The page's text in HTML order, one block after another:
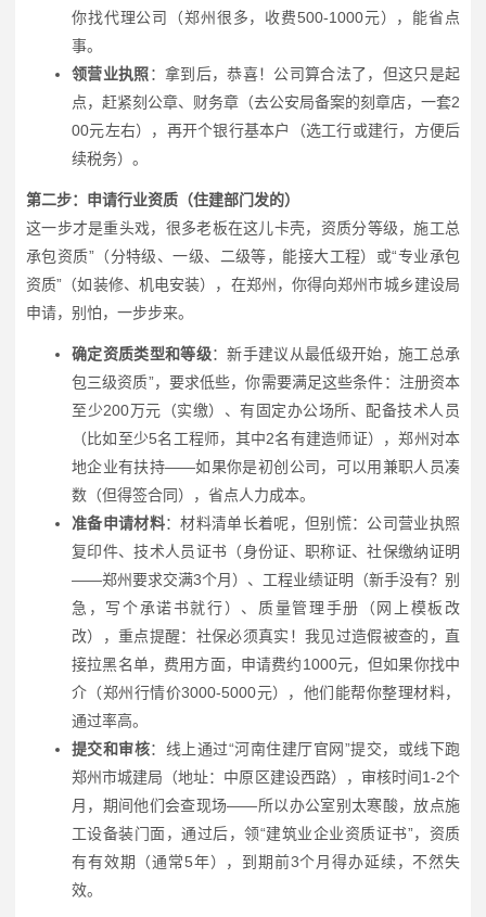
你找代理公司（郑州很多，收费500-1000元），能省点
事。
领营业执照：拿到后，恭喜！公司算合法了，但这只是起
点，赶紧刻公章、财务章（去公安局备案的刻章店，一套2
00元左右），再开个银行基本户（选工行或建行，方便后
续税务）。
第二步：申请行业资质（住建部门发的）
这一步才是重头戏，很多老板在这儿卡壳，资质分等级，施工总
承包资质”（分特级、一级、二级等，能接大工程）或“专业承包
资质”（如装修、机电安装），在郑州，你得向郑州市城乡建设局
申请，别怕，一步步来。
确定资质类型和等级：新手建议从最低级开始，施工总承
包三级资质”，要求低些，你需要满足这些条件：注册资本
至少200万元（实缴）、有固定办公场所、配备技术人员
（比如至少5名工程师，其中2名有建造师证），郑州对本
地企业有扶持——如果你是初创公司，可以用兼职人员凑
数（但得签合同），省点人力成本。
准备申请材料：材料清单长着呢，但别慌：公司营业执照
复印件、技术人员证书（身份证、职称证、社保缴纳证明
——郑州要求交满3个月）、工程业绩证明（新手没有？别
急，写个承诺书就行）、质量管理手册（网上模板改
改），重点提醒：社保必须真实！我见过造假被查的，直
接拉黑名单，费用方面，申请费约1000元，但如果你找中
介（郑州行情价3000-5000元），他们能帮你整理材料，
通过率高。
提交和审核：线上通过“河南住建厅官网”提交，或线下跑
郑州市城建局（地址：中原区建设西路），审核时间1-2个
月，期间他们会查现场——所以办公室别太寒酸，放点施
工设备装门面，通过后，领“建筑业企业资质证书”，资质
有有效期（通常5年），到期前3个月得办延续，不然失
效。